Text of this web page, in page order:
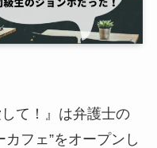
て！』は弁護士の
フェ”をオープンし